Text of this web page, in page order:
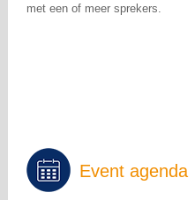
met een of meer sprekers.
Event agenda